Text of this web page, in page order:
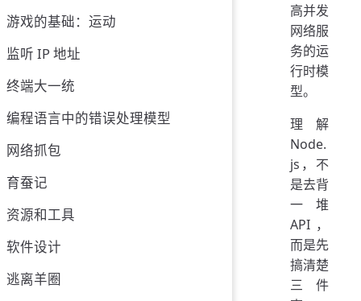
游戏的基础：运动
监听 IP 地址
终端大一统
编程语言中的错误处理模型
网络抓包
育蚕记
资源和工具
软件设计
逃离羊圈
高并发
网络服
务的运
行时模
型。
理解
Node.
js，不
是去背
一堆
API，
而是先
搞清楚
三件